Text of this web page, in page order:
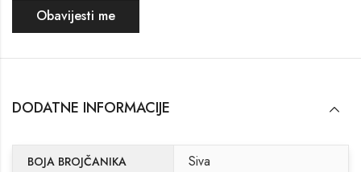
Obavijesti me
DODATNE INFORMACIJE
BOJA BROJČANIKA Siva